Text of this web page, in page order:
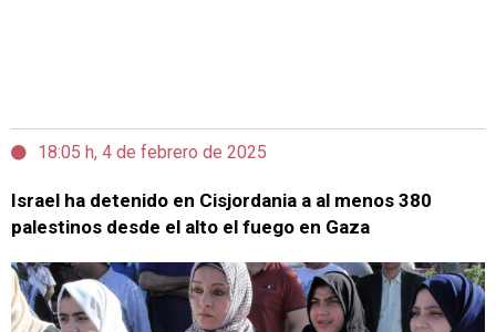
18:05 h, 4 de febrero de 2025
Israel ha detenido en Cisjordania a al menos 380
palestinos desde el alto el fuego en Gaza